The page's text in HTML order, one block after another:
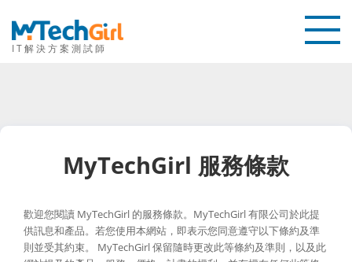
IT解決方案測試師
關於本站
MyTechGirl 服務條款
歡迎您閱讀 MyTechGirl 的服務條款。MyTechGirl 有限公司於此提
供訊息和產品。若您使用本網站，即表示您同意遵守以下條約及準
則並受其約束。 MyTechGirl 保留隨時更改此等條約及準則，以及此